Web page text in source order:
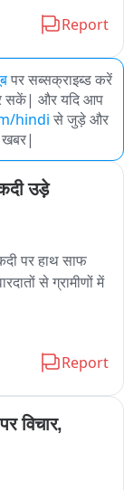
Report
पर सब्सक्राइब्ड करें
सकें| और यदि आप
hindi से जुड़े और
खबर|
उड़े
पर हाथ साफ
से ग्रामीणों में
के झाबरा गांव में
बनाकर ताले
है। आगामी
क्षेत्र में सुरक्षा
Report
विचार,